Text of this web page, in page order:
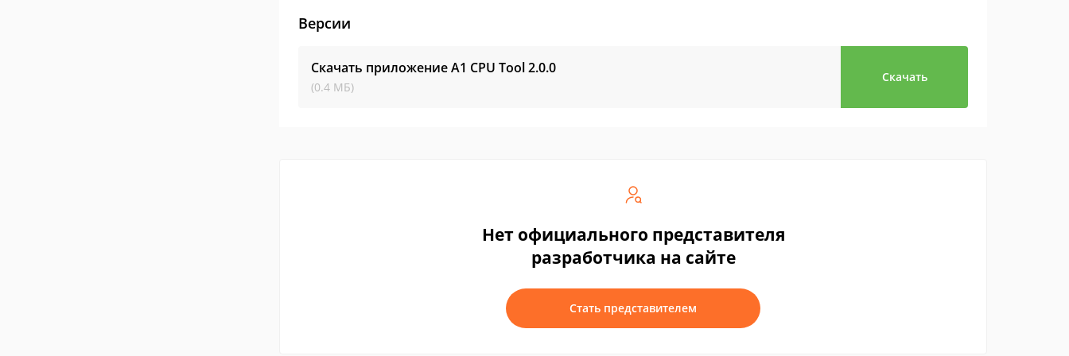
Версии
Скачать приложение A1 CPU Tool2.0.0
(0.4 МБ)
Скачать
Нет официального представителя
разработчика на сайте
Стать представителем